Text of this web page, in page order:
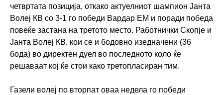
четвртата позиција, откако актуелниот шампион Јанта
Волеј КВ со 3-1 го победи Вардар ЕМ и поради победа
повеќе застана на третото место. Работнички Скопје и
Јанта Волеј КВ, кои се и бодовно изедначени (36
бода) во директен дуел во последното коло ќе
решаваат кој ќе стои како третопласиран тим.
Газели волеј по вторпат оваа недела го победи